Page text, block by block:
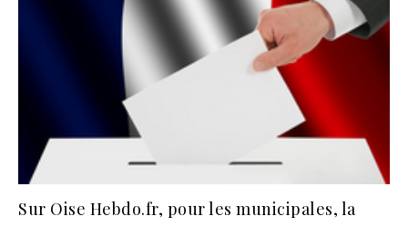
Sur Oise Hebdo.fr, pour les municipales, la